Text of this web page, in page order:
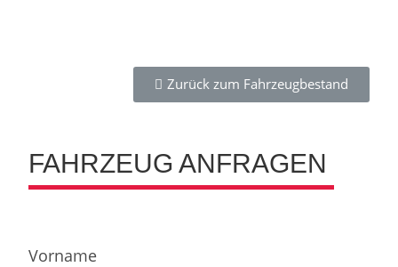
Zurück zum Fahrzeugbestand
FAHRZEUG ANFRAGEN​
Vorname